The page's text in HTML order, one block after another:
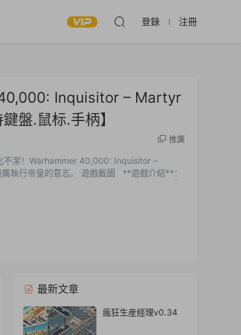
登錄 注冊
Inquisitor – Martyr
盤.鼠标.手柄】
推廣
不潔！Warhammer 40,000: Inquisitor –
意志。 遊戲截圖 **遊戲介紹**：
最新文章
瘋狂生産經理v0.34